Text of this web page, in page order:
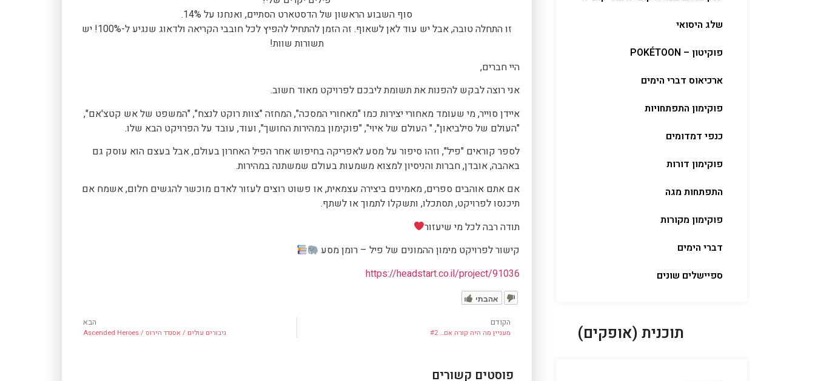
שלג היסואי
פוקיטון – POKÉTOON
ארכיאוס דברי הימים
פוקימון התפתחויות
כנפי דמדומים
פוקימון דורות
התפתחות מגה
פוקימון מקורות
דברי הימים
ספיישלים שונים
תוכנית (אופקים)
סוף השבוע הראשון של הדסטארט הסתיים, ואנחנו על 14%.
זו התחלה טובה, אבל יש עוד לאן לשאוף. זה הזמן להתחיל להפיץ לכל חובבי הקריאה ולדאוג שנגיע ל-100%! יש
תשורות שוות!
היי חברים,
אני רוצה לבקש להפנות את תשומת ליבכם לפרויקט מאוד חשוב.
איידן סוייר, מי שעומד מאחורי יצירות כמו "מאחורי המסכה", המחזה "צוות רוקט לנצח", "המשפט של אש קטצ'אם",
"העולם של סילביאון", " העולם של איוי", "פוקימון במהירות החושך", ועוד, עובד על הפרויקט הבא שלו.
לספר קוראים "פיל", וזהו סיפור על מסע לאפריקה בחיפוש אחר הפיל האחרון בעולם, אבל בעצם הוא עוסק גם
באהבה, אובדן, חברות והניסיון למצוא משמעות בעולם שמשתנה במהירות.
אם אתם אוהבים ספרים, מאמינים ביצירה עצמאית, או פשוט רוצים לעזור לאדם מוכשר להגשים חלום, אשמח אם
תיכנסו לפרויקט, תסתכלו, ותשקלו לתמוך או לשתף.
תודה רבה לכל מי שיעזור
קישור לפרויקט מימון ההמונים של פיל – רומן מסע
https://headstart.co.il/project/91036
אהבתי
הקודם
מעניין מה היה קורה אם… #2
הבא
גיבורים עולים / אסנדד הירוס / Ascended Heroes
פוסטים קשורים